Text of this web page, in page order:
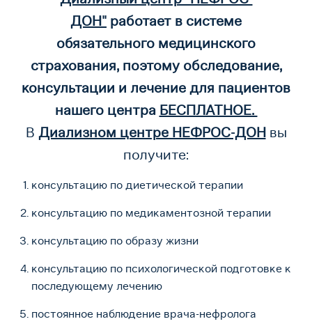
ДОН" работает в системе
обязательного медицинского
страхования, поэтому обследование,
консультации и лечение для пациентов
нашего центра БЕСПЛАТНОЕ.
В Диализном центре НЕФРОС-ДОНвы
получите:
консультацию по диетической терапии
консультацию по медикаментозной терапии
консультацию по образу жизни
консультацию по психологической подготовке к
последующему лечению
постоянное наблюдение врача-нефролога